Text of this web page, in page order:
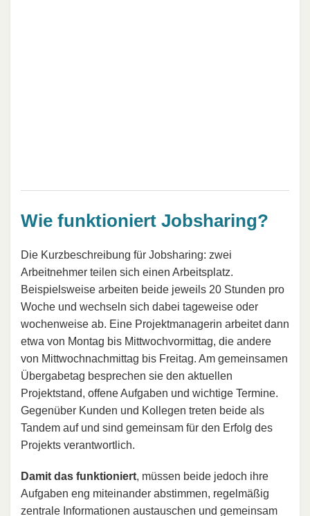
Wie funktioniert Jobsharing?
Die Kurzbeschreibung für Jobsharing: zwei
Arbeitnehmer teilen sich einen Arbeitsplatz.
Beispielsweise arbeiten beide jeweils 20 Stunden pro
Woche und wechseln sich dabei tageweise oder
wochenweise ab. Eine Projektmanagerin arbeitet dann
etwa von Montag bis Mittwochvormittag, die andere
von Mittwochnachmittag bis Freitag. Am gemeinsamen
Übergabetag besprechen sie den aktuellen
Projektstand, offene Aufgaben und wichtige Termine.
Gegenüber Kunden und Kollegen treten beide als
Tandem auf und sind gemeinsam für den Erfolg des
Projekts verantwortlich.
Damit das funktioniert, müssen beide jedoch ihre
Aufgaben eng miteinander abstimmen, regelmäßig
zentrale Informationen austauschen und gemeinsam